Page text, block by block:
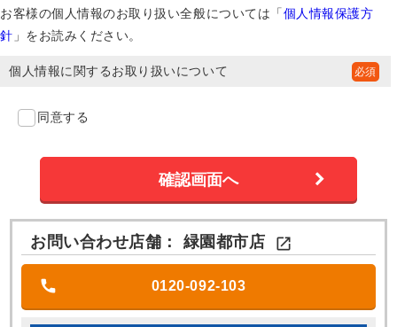
お客様の個人情報のお取り扱い全般については「個人情報保護方
針 」をお読みください。
個人情報に関するお取り扱いについて
同意する
お問い合わせ店舗： 緑園都市店 
0120-092-103